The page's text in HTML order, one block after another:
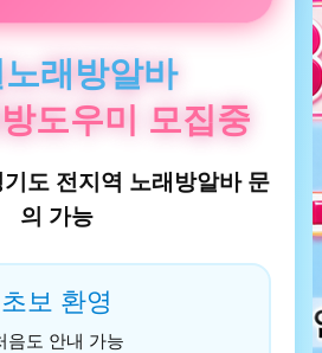
래방알바
도우미 모집중
기도 전지역 노래방알바 문
의 가능
초보 환영
음도 안내 가능